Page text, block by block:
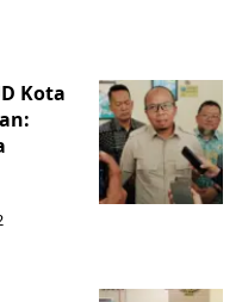
Kota